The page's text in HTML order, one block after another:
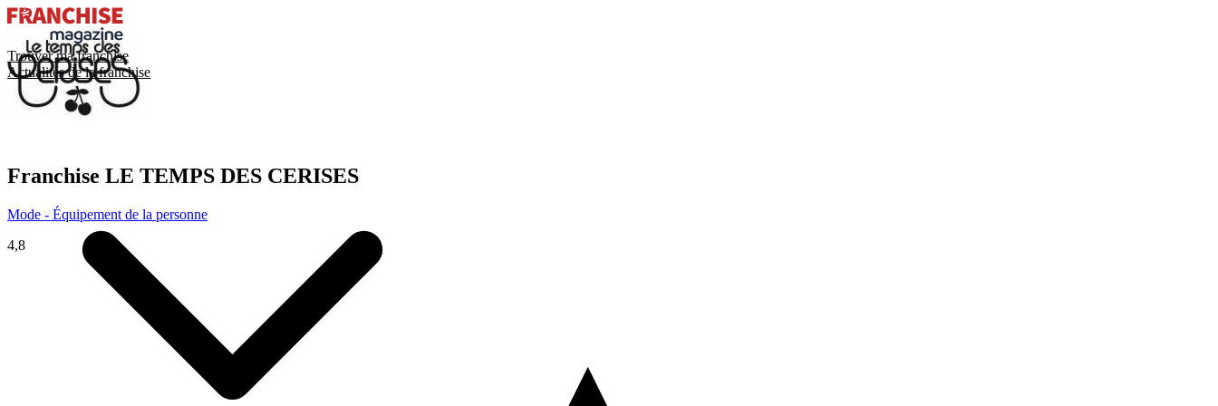
Trouver ma franchise
Actualités de la franchise
Franchise LE TEMPS DES CERISES
Mode - Équipement de la personne
4,8